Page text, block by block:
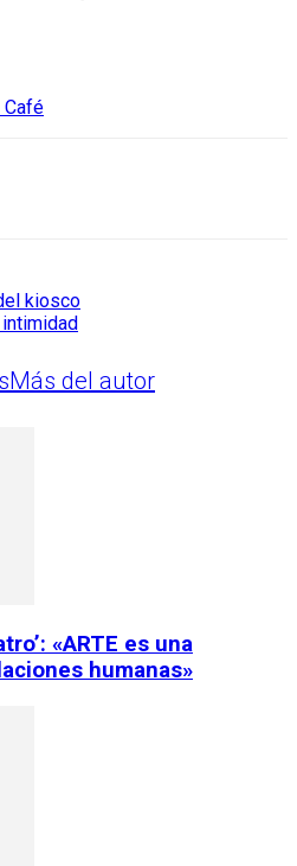
Café
kiosco
Más del autor
«ARTE es una
humanas»